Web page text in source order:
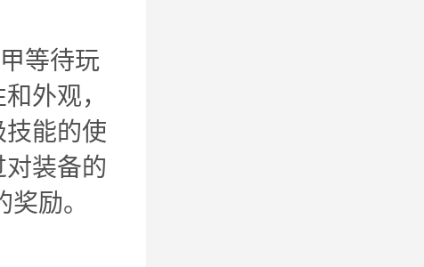
等待玩
外观，
能的使
装备的
励。